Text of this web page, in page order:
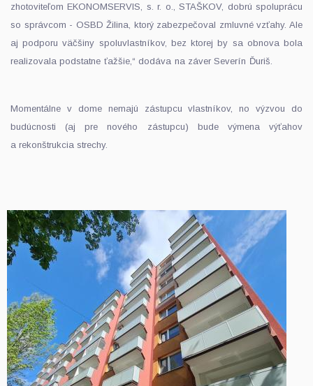
zhotoviteľom EKONOMSERVIS, s. r. o., STAŠKOV, dobrú spoluprácu
so správcom - OSBD Žilina, ktorý zabezpečoval zmluvné vzťahy. Ale
aj podporu väčšiny spoluvlastníkov, bez ktorej by sa obnova bola
realizovala podstatne ťažšie,“ dodáva na záver Severín Ďuriš.
Momentálne v dome nemajú zástupcu vlastníkov, no výzvou do
budúcnosti (aj pre nového zástupcu) bude výmena výťahov
a rekonštrukcia strechy.